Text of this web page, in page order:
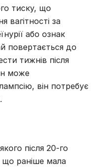
тиску, що
вагітності за
або ознак
повертається до
тижнів після
може
він потребує
після 20-го
що раніше мала